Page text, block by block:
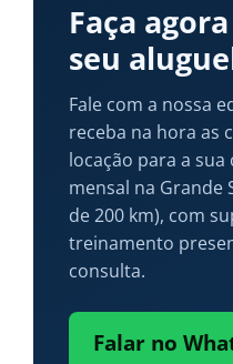
Faça
seu
Fale com a nossa
receba na hora as
locação para a
mensal na Grande
de 200 km), com
treinamento
consulta.
Falar no